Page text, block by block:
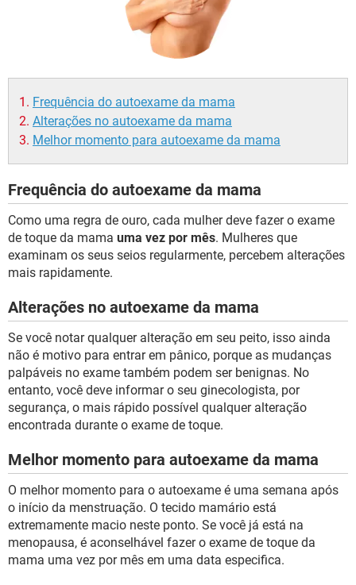
Frequência do autoexame da mama
Alterações no autoexame da mama
Melhor momento para autoexame da mama
Frequência do autoexame da mama
Como uma regra de ouro, cada mulher deve fazer o exame
de toque da mama uma vez por mês. Mulheres que
examinam os seus seios regularmente, percebem alterações
mais rapidamente.
Alterações no autoexame da mama
Se você notar qualquer alteração em seu peito, isso ainda
não é motivo para entrar em pânico, porque as mudanças
palpáveis no exame também podem ser benignas. No
entanto, você deve informar o seu ginecologista, por
segurança, o mais rápido possível qualquer alteração
encontrada durante o exame de toque.
Melhor momento para autoexame da mama
O melhor momento para o autoexame é uma semana após
o início da menstruação. O tecido mamário está
extremamente macio neste ponto. Se você já está na
menopausa, é aconselhável fazer o exame de toque da
mama uma vez por mês em uma data especifica.